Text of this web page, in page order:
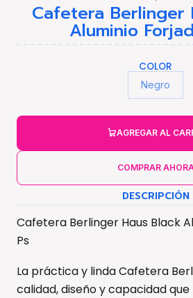
Cafetera Berlinger
Aluminio
COLOR
Negro
AGREGAR AL
COMPRAR
DESCRIPCIÓN
Cafetera Berlinger Haus Black
Ps
La práctica y linda Cafetera
calidad, diseño y capacidad que